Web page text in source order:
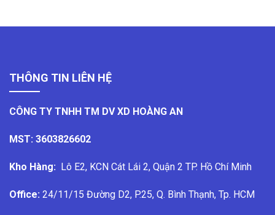
THÔNG TIN LIÊN HỆ
CÔNG TY TNHH TM DV XD HOÀNG AN
MST: 3603826602
Kho Hàng: Lô E2, KCN Cát Lái 2, Quận 2 TP. Hồ Chí Minh
Office: 24/11/15 Đường D2, P.25, Q. Bình Thạnh, Tp. HCM